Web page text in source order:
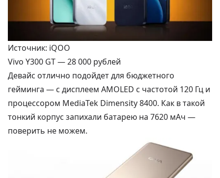
Источник: iQOO
Vivo Y300 GT —28 000 рублей
Девайс отлично подойдет для бюджетного
гейминга — с дисплеем AMOLED с частотой 120 Гц и
процессором MediaTek Dimensity 8400. Как в такой
тонкий корпус запихали батарею на 7620 мАч —
поверить не можем.